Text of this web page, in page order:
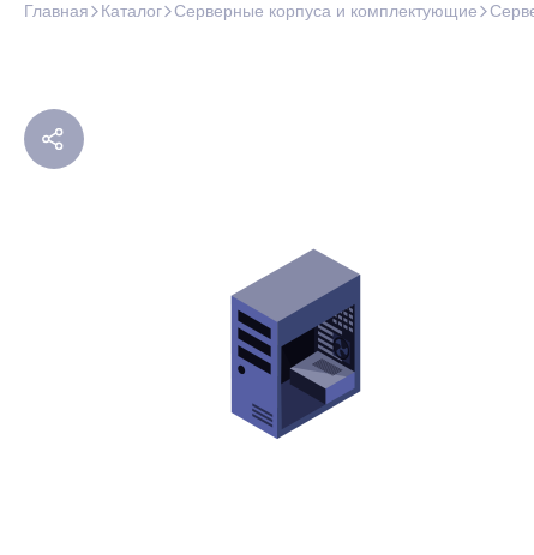
Главная Каталог Серверные корпуса и комплектующие